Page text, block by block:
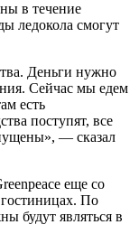
в течение
ледокола смогут
Деньги нужно
Сейчас мы едем
есть
поступят, все
— сказал
еще со
По
будут являться в